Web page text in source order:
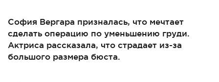
София Вергара призналась, что мечтает
сделать операцию по уменьшению груди.
Актриса рассказала, что страдает из-за
большого размера бюста.